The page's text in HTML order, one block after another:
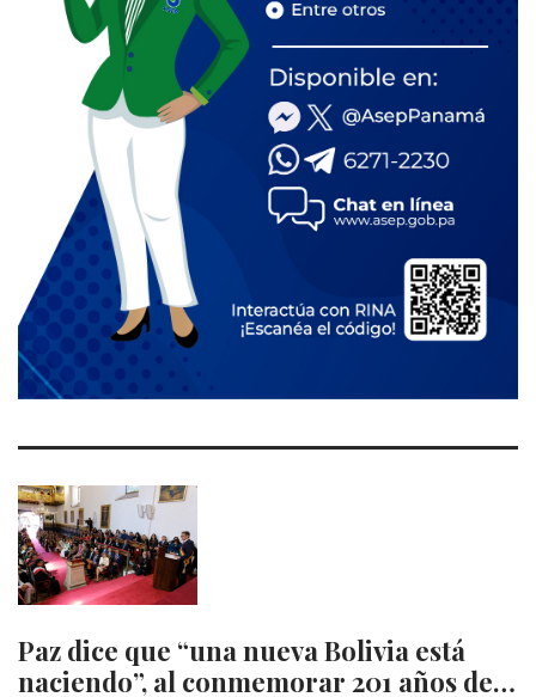
Paz dice que “una nueva Bolivia está
naciendo”, al conmemorar 201 años de…